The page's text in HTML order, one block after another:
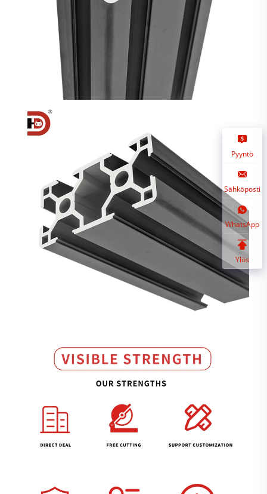
Pyyntö
Sähköposti
WhatsApp
Ylös